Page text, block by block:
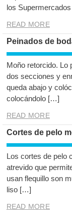
los
READ MORE
Peinados de
Moño retorcido. Lo
dos secciones y
queda abajo y
colocándolo […]
READ MORE
Cortes de pelo
Los cortes de pelo
atrevido que
usan flequillo son
liso […]
READ MORE